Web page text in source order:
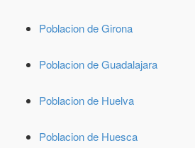
Poblacion de Girona
Poblacion de Guadalajara
Poblacion de Huelva
Poblacion de Huesca